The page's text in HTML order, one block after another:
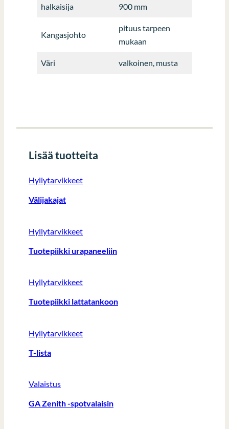
halkaisija
900 mm
Kangasjohto
pituus tarpeen
mukaan
Väri valkoinen, musta
Lisää tuotteita
Hyllytarvikkeet
Välijakajat
Hyllytarvikkeet
Tuotepiikki urapaneeliin
Hyllytarvikkeet
Tuotepiikki lattatankoon
Hyllytarvikkeet
T-lista
Valaistus
GA Zenith -spotvalaisin